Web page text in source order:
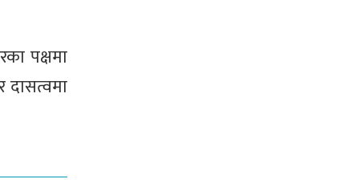
पक्षमा
दासत्वमा